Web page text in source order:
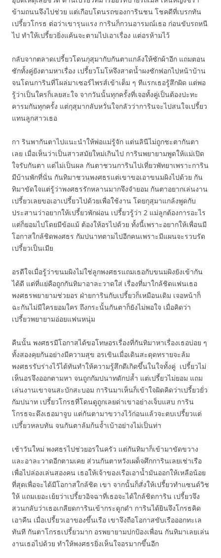
ข้ามถนนจึงไปช่วย แต่เกือบโดนรถของการินชน โชคดีที่เบรกทัน
เปรี้ยวโกรธ ต่อว่าเขารุนแรง การินก็กวนอารมณ์เธอ ก่อนขับรถหนี
ไป ทำให้เปรี้ยวยิ่งแค้นจะตามไปเอาเรื่อง แต่อรห้ามไว้
กลับจากตลาดเปรี้ยวโดนกุสุมากับกันตาแกล้งให้ซักผ้าอีก แถมตอน
ซักทั้งคู่ยังตามหาเรื่อง เปรี้ยวโมโหจึงสาดน้ำผงซักฟอกไปหน้าบ้าน
จนโดนการินที่โผล่มาเซอร์ไพรส์เข้าเต็ม ๆ ทีแรกเธอรู้สึกผิด แต่พอ
รู้ว่าเป็นใครก็เลยสะใจ จากวันนั้นทุกครั้งที่เจอทั้งคู่เป็นต้องปะทะ
คารมกันทุกครั้ง แต่กุสุมากลับหวั่นใจกลัวว่าการินจะไปสนใจเปรี้ยว
แทนลูกสาวเธอ
กา รินพากันตาไปแนะนำให้พ่อแม่รู้จัก แต่นลินีไม่ถูกชะตากันตา
เลย เมื่อเห็นว่าเป็นสาวสมัยใหม่เกินไป การินพยายามพูดให้แม่เปิด
ใจรับกันตา แต่ไม่เป็นผล กันตาชวนการินไปเที่ยวพัทยาเพราะการิน
มีบ้านพักที่นั่น กันทิมาชวนพงศธรแต่เขาขอเอาขนมผิงไปด้วย กัน
ทิมาขัดใจแต่รู้ว่าพงศธรรักหลานมากจึงจำยอม กันตาอยากเล่นงาน
เปรี้ยวเลยขอเอาเปรี้ยวไปด้วยเพื่อใช้งาน โดยกุสุมาแกล้งพูดกับ
ประสานว่าอยากให้เปรี้ยวพักผ่อน เปรี้ยวรู้ว่า 2 แม่ลูกต้องการอะไร
แต่ก็ยอมไปโดยมีข้อแม้ ต้องให้อรไปด้วย ทั้งนี้เพราะอยากให้เพื่อนมี
โอกาสใกล้ชิดพงศธร กัมปนาทตามไปอีกคนเพราะมีแผนจะรวบรัด
เปรี้ยวเป็นเมีย
อรดีใจเมื่อรู้ว่าขนมผิงไม่ใช่ลูกพงศธรแถมเธอกับขนมผิงยังเข้ากัน
ได้ดี แต่ที่แย่คือถูกกันทิมาอาละวาดใส่ เรื่องที่มาใกล้ชิดแฟนเธอ
พงศธรพยายามช่วยอร ฝ่ายการินกับเปรี้ยวก็เหมือนเดิม เจอหน้าก็
ฉะกันไม่มีใครยอมใคร ถึงกระนั้นกันตาก็ยังไม่พอใจ เมื่อคิดว่า
เปรี้ยวพยายามอ่อยแฟนหนุ่ม
คืนนั้น พงศธรมีโอกาสได้ขอโทษอรเรื่องที่กันทิมาหาเรื่องเธอบ่อย ๆ
ทั้งสองคุยกันอย่างมีความสุข อรเขินเมื่อเดินสะดุดทรายจะล้ม
พงศธรรับร่างไว้ได้ทันทำให้ความรู้สึกดีเกิดขึ้นในใจทั้งคู่ เปรี้ยวไม่
เห็นอรจึงออกตามหา จนถูกกัมปนาทดักปล้ำ แต่เปรี้ยวไม่ยอม แถม
เล่นงานเขาจนสะบักสะบอม การินมาเห็นก็เข้าใจผิดคิดว่าเปรี้ยวยั่ว
กัมปนาท เปรี้ยวโกรธที่โดนดูถูกเลยด่าเขาอย่างเจ็บแสบ การิน
โกรธจะดึงเธอมาจูบ แต่กันตามาขวางไว้ก่อนแล้วจะตบเปรี้ยวแต่
เปรี้ยวหลบทัน จนกันตาล้มก้นจ้ำเบ้าอย่างไม่เป็นท่า
เช้าวันใหม่ พงศธรไปช่วยอรในครัว แต่กันทิมาก็เข้ามาขัดขวาง
และอาละวาดอีกตามเคย ส่วนกันตาหวังเผด็จศึกการินเลยเช่าเรือ
เพื่อไปล่องเล่นสองคน เธอให้เจ้าของเรือเอาน้ำมันออกให้เหลือน้อย
ที่สุดเพื่อจะได้มีโอกาสใกล้ชิด เขา จากนั้นก็สั่งให้เปรี้ยวทำแซนด์วิช
ให้ แถมเยอะเย้ยว่าเปรี้ยวอิจฉาที่เธอจะได้ใกล้ชิดการิน เปรี้ยวจึง
สวนกลับว่าเธอเกลียดการินเข้ากระดูกดำ การินได้ยินจึงโกรธคิด
เอาคืน เมื่อเปรี้ยวเอาของขึ้นเรือ เขาจึงถือโอกาสขับเรือออกทะเล
ทันที กันตาโกรธเปรี้ยวมาก อรพยายามปกป้องเพื่อน กันทิมาเลยเล่น
งานเธอไปด้วย ทำให้พงศธรยิ่งเห็นใจอรมากขึ้นอีก